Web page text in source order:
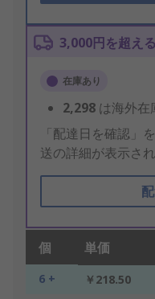
3,000円を超え
在庫あり
2,298 は海外在
「配達日を確認」
送の詳細が表示され
個 単価
6 + ￥218.50